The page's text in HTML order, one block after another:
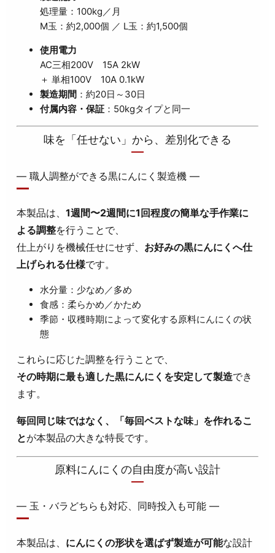
処理量：100kg／月
M玉：約2,000個 ／ L玉：約1,500個
使用電力
AC三相200V 15A 2kW
＋ 単相100V 10A 0.1kW
製造期間：約20日～30日
付属内容・保証：50kgタイプと同一
味を「任せない」から、差別化できる
― 職人調整ができる黒にんにく製造機 ―
本製品は、1週間〜2週間に1回程度の簡単な手作業に
よる調整を行うことで、
仕上がりを機械任せにせず、 お好みの黒にんにくへ仕
上げられる仕様です。
水分量：少なめ／多め
食感：柔らかめ／かため
季節・収穫時期によって変化する原料にんにくの状
態
これらに応じた調整を行うことで、
その時期に最も適した黒にんにくを安定して製造でき
ます。
毎回同じ味ではなく、「毎回ベストな味」を作れるこ
とが本製品の大きな特長です。
原料にんにくの自由度が高い設計
― 玉・バラどちらも対応、同時投入も可能 ―
本製品は、 にんにくの形状を選ばず製造が可能な設計